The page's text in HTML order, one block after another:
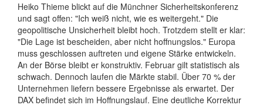
Heiko Thieme blickt auf die Münchner Sicherheitskonferenz
und sagt offen: "Ich weiß nicht, wie es weitergeht." Die
geopolitische Unsicherheit bleibt hoch. Trotzdem stellt er klar:
"Die Lage ist bescheiden, aber nicht hoffnungslos." Europa
muss geschlossen auftreten und eigene Stärke entwickeln.
An der Börse bleibt er konstruktiv. Februar gilt statistisch als
schwach. Dennoch laufen die Märkte stabil. Über 70 % der
Unternehmen liefern bessere Ergebnisse als erwartet. Der
DAX befindet sich im Hoffnungslauf. Eine deutliche Korrektur